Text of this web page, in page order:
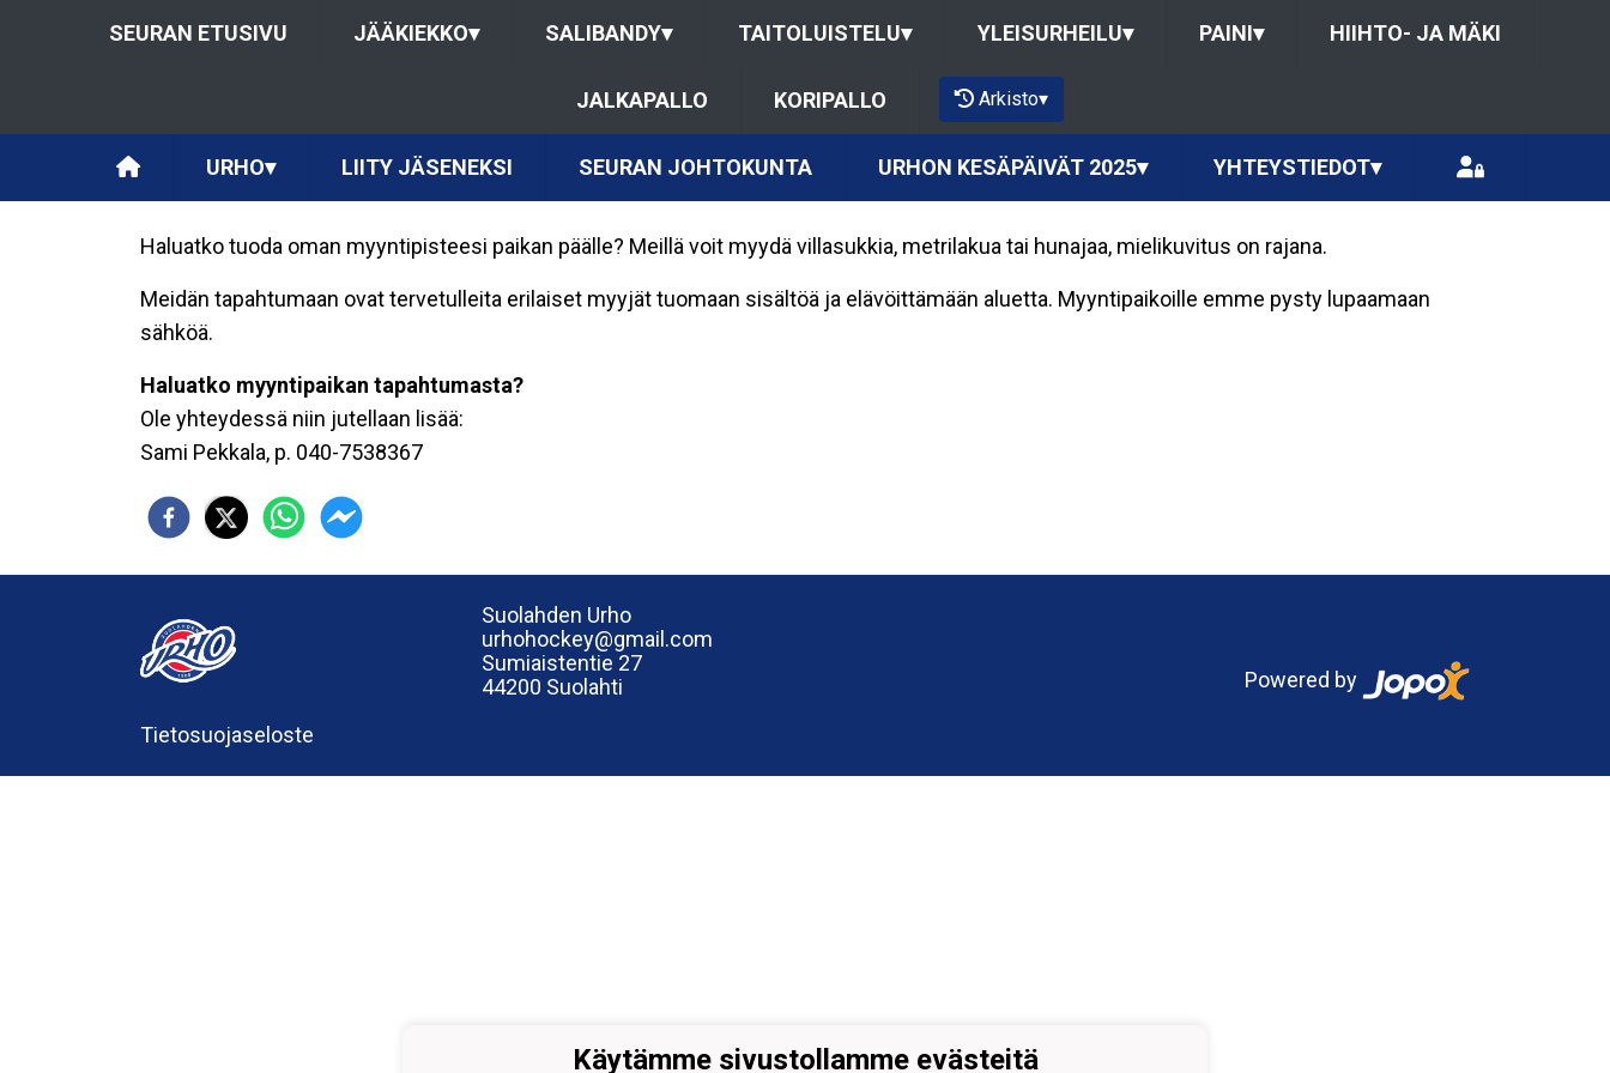
SEURAN ETUSIVU JÄÄKIEKKO▾ SALIBANDY▾ TAITOLUISTELU▾ YLEISURHEILU▾ PAINI▾ HIIHTO- JA MÄKI
JALKAPALLO KORIPALLO Arkisto▾
URHO▾ LIITY JÄSENEKSI SEURAN JOHTOKUNTA URHON KESÄPÄIVÄT 2025▾ YHTEYSTIEDOT▾
Haluatko tuoda oman myyntipisteesi paikan päälle? Meillä voit myydä villasukkia, metrilakua tai hunajaa, mielikuvitus on rajana.
Meidän tapahtumaan ovat tervetulleita erilaiset myyjät tuomaan sisältöä ja elävöittämään aluetta. Myyntipaikoille emme pysty lupaamaan
sähköä.
Haluatko myyntipaikan tapahtumasta?
Ole yhteydessä niin jutellaan lisää:
Sami Pekkala, p. 040-7538367
Tietosuojaseloste
Suolahden Urho
urhohockey@gmail.com
Sumiaistentie 27
44200 Suolahti
Powered by
Käytämme sivustollamme evästeitä